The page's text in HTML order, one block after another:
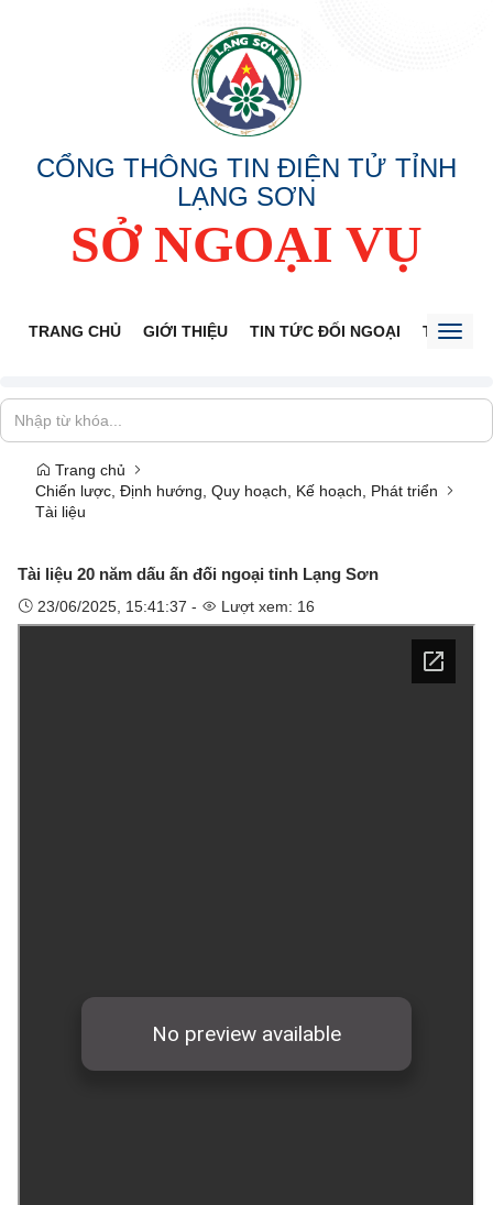
CỔNG THÔNG TIN ĐIỆN TỬ TỈNH
LẠNG SƠN
SỞ NGOẠI VỤ
TRANG CHỦ GIỚI THIỆU TIN TỨC ĐỐI NGOẠI THÔNG
Trang chủ
Chiến lược, Định hướng, Quy hoạch, Kế hoạch, Phát triển
Tài liệu
Tài liệu 20 năm dấu ấn đối ngoại tỉnh Lạng Sơn
23/06/2025, 15:41:37 - Lượt xem: 16